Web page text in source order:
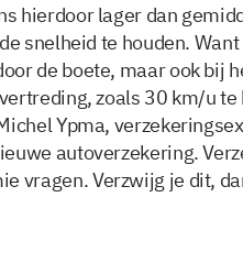
hierdoor lager dan
snelheid te houden.
de boete, maar ook bij
zoals 30 km/u te
Ypma,
autoverzekering.
vragen. Verzwijg je dit,